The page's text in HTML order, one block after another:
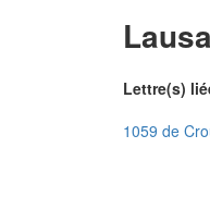
Lettre(s)
1059 de